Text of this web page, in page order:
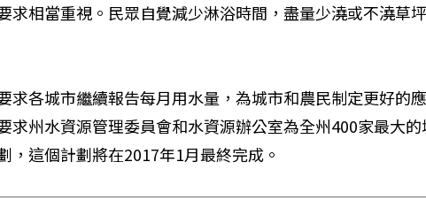
求相當重視。民眾自覺減少淋浴時間，盡量少澆或不澆草
求各城市繼續報告每月用水量，為城市和農民制定更好的
求州水資源管理委員會和水資源辦公室為全州400家最大
，這個計劃將在2017年1月最終完成。